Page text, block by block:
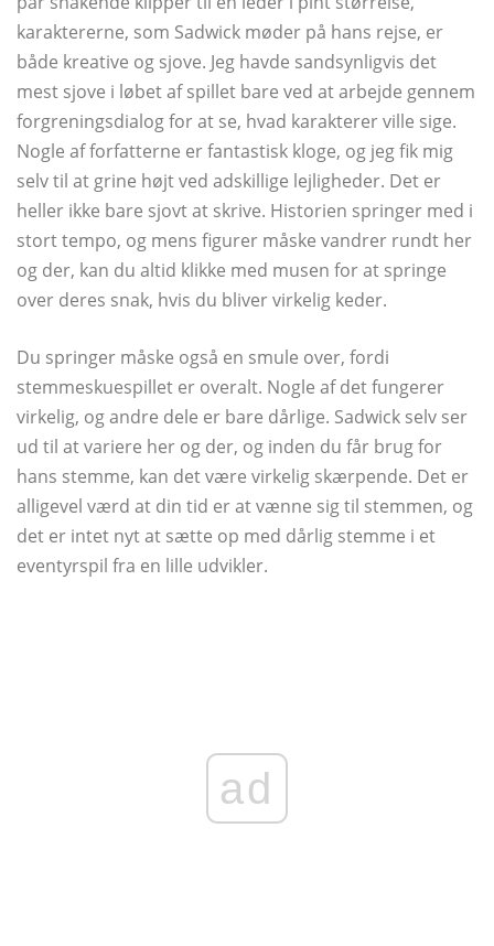
karaktererne, som Sadwick møder på hans rejse, er
både kreative og sjove. Jeg havde sandsynligvis det
mest sjove i løbet af spillet bare ved at arbejde gennem
forgreningsdialog for at se, hvad karakterer ville sige.
Nogle af forfatterne er fantastisk kloge, og jeg fik mig
selv til at grine højt ved adskillige lejligheder. Det er
heller ikke bare sjovt at skrive. Historien springer med i
stort tempo, og mens figurer måske vandrer rundt her
og der, kan du altid klikke med musen for at springe
over deres snak, hvis du bliver virkelig keder.
Du springer måske også en smule over, fordi
stemmeskuespillet er overalt. Nogle af det fungerer
virkelig, og andre dele er bare dårlige. Sadwick selv ser
ud til at variere her og der, og inden du får brug for
hans stemme, kan det være virkelig skærpende. Det er
alligevel værd at din tid er at vænne sig til stemmen, og
det er intet nyt at sætte op med dårlig stemme i et
eventyrspil fra en lille udvikler.
ad